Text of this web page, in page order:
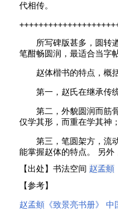
代相传。
所写碑版甚多，圆转遒
笔酣畅圆润，最适合当字
赵体楷书的特点，概括
第一，赵氏在继承传统
第二，外貌圆润而筋骨
仅学其形，而重在学其神；
第三，笔圆架方，流动
能掌握赵体的特点。 另
【出处】书法空间 赵孟頫
【参考】
赵孟頫《致景亮书册》 中